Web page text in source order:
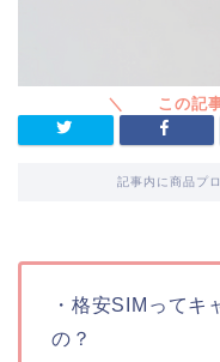
記事内に商品プ
・格安SIMってキ
の？